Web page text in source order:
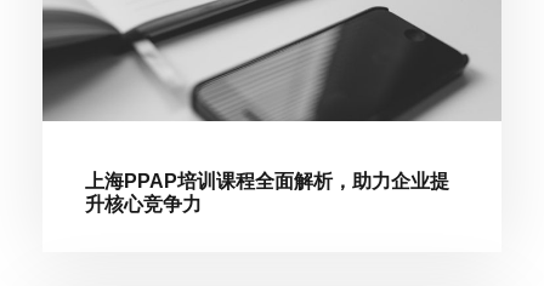
上海PPAP培训课程全面解析，助力企业提
升核心竞争力